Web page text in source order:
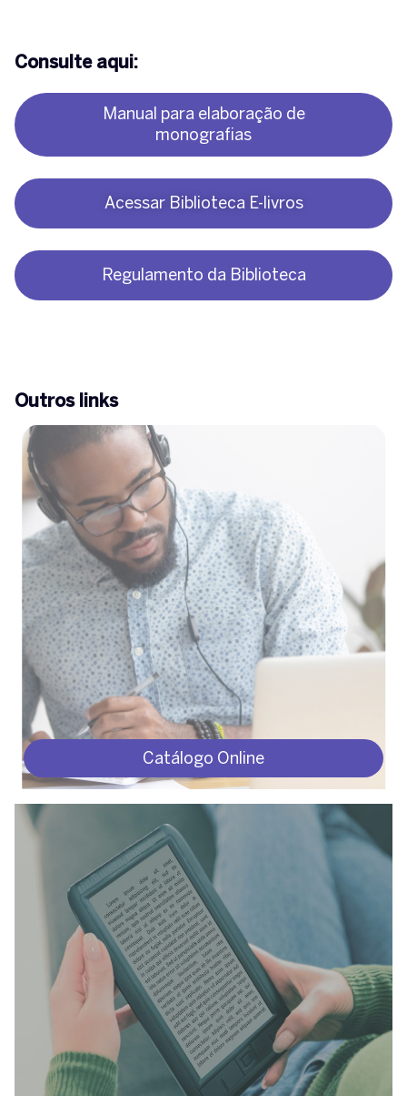
Consulte aqui:
Manual para elaboração de
monografias
Acessar Biblioteca E-livros
Regulamento da Biblioteca
Outros links
Catálogo Online